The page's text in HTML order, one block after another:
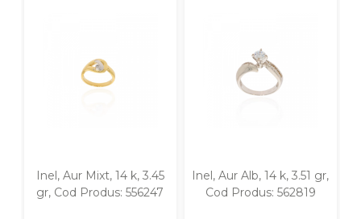
Inel, Aur Mixt, 14 k, 3.45
gr, Cod Produs: 556247
Inel, Aur Alb, 14 k, 3.51 gr,
Cod Produs: 562819